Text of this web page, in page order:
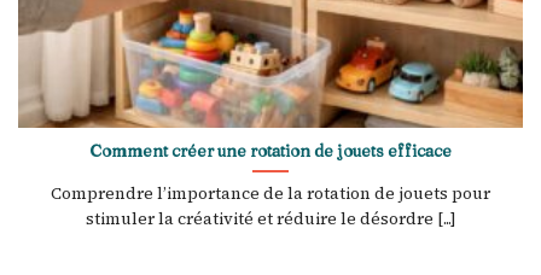
Comment créer une rotation de jouets efficace
Comprendre l’importance de la rotation de jouets pour
stimuler la créativité et réduire le désordre [...]